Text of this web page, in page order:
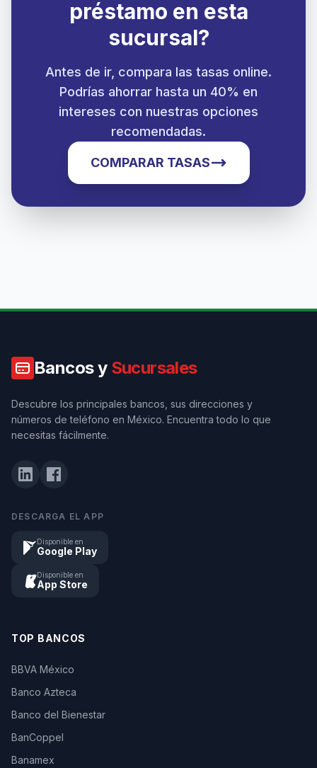
préstamo en esta
sucursal?
Antes de ir, compara las tasas online.
Podrías ahorrar hasta un 40% en
intereses con nuestras opciones
recomendadas.
COMPARAR TASAS
Bancos y Sucursales
Descubre los principales bancos, sus direcciones y
números de teléfono en México. Encuentra todo lo que
necesitas fácilmente.
DESCARGA EL APP
Disponible en
Google Play
Disponible en
App Store
TOP BANCOS
BBVA México
Banco Azteca
Banco del Bienestar
BanCoppel
Banamex